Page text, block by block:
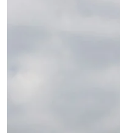
Việt Nam tham dự
châu Á 2026 tại